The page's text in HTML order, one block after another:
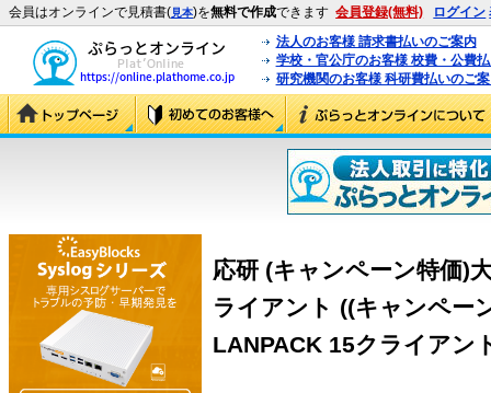
会員はオンラインで見積書(見本)を無料で作成できます 会員登録(無料) ログイン
法人のお客様 請求書払いのご案内
学校・官公庁のお客様 校費・公費
研究機関のお客様 科研費払いのご
応研 (キャンペーン特価)
ライアント ((キャンペー
LANPACK 15クライアン